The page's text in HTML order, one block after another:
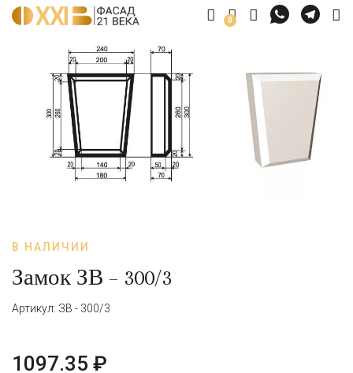
0
В НАЛИЧИИ
Замок ЗВ – 300/3
Артикул: ЗВ - 300/3
1097.35 ₽